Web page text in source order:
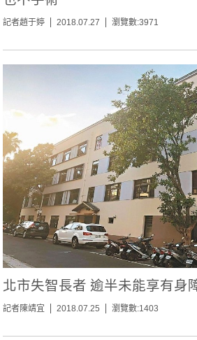
記者趙于婷 2018.07.27 瀏覽數:3971
北市失智長者 逾半未能享有身
記者陳靖宜 2018.07.25 瀏覽數:1403